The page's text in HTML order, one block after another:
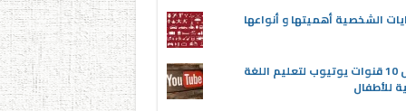
الشخصية أهميتها و أنواعها
أفضل 10 قنوات يوتيوب لتعليم اللغة
للأطفال